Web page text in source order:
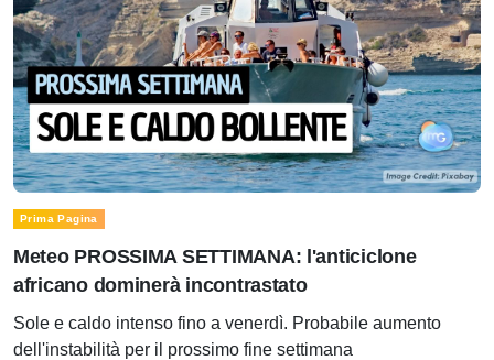
Prima Pagina
Meteo PROSSIMA SETTIMANA: l'anticiclone
africano dominerà incontrastato
Sole e caldo intenso fino a venerdì. Probabile aumento
dell'instabilità per il prossimo fine settimana